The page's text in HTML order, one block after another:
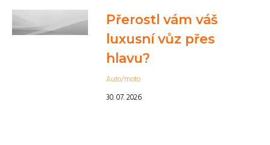
Přerostl vám váš
luxusní vůz přes
hlavu?
Auto/moto
30. 07. 2026